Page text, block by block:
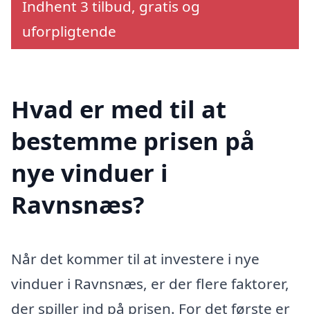
Indhent 3 tilbud, gratis og
uforpligtende
Hvad er med til at
bestemme prisen på
nye vinduer i
Ravnsnæs?
Når det kommer til at investere i nye
vinduer i Ravnsnæs, er der flere faktorer,
der spiller ind på prisen. For det første er